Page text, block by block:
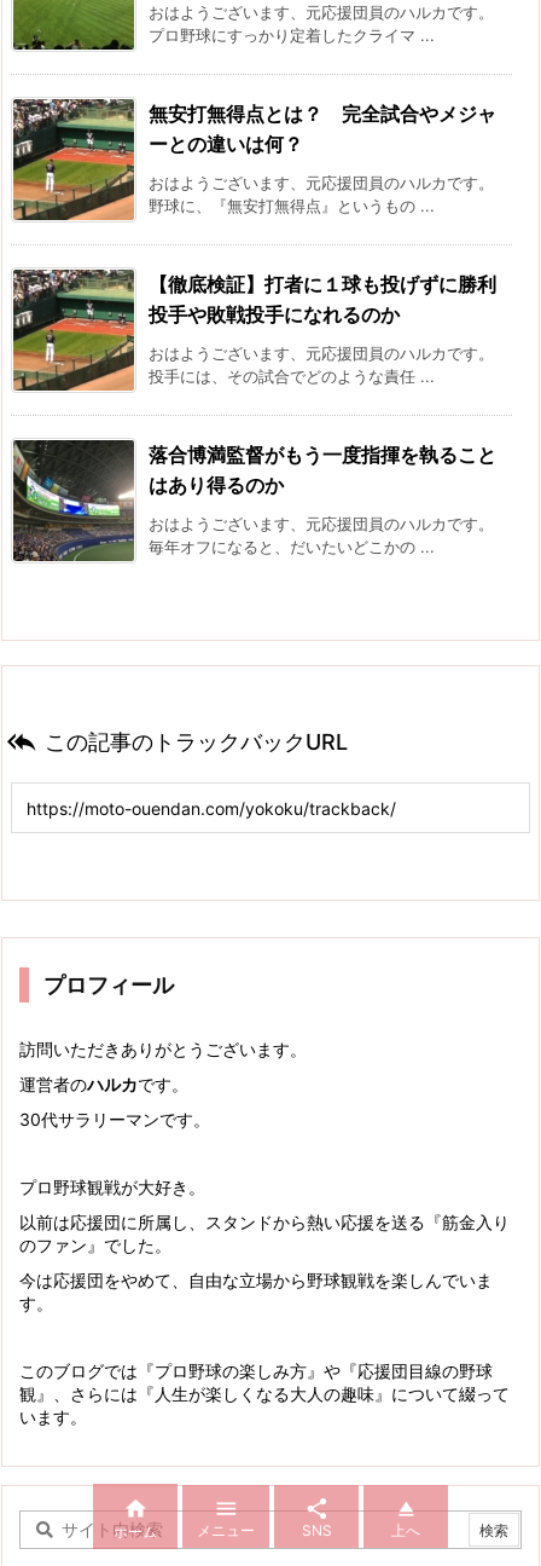
おはようございます、元応援団員のハルカです。
プロ野球にすっかり定着したクライマ ...
無安打無得点とは？ 完全試合やメジャ
ーとの違いは何？
おはようございます、元応援団員のハルカです。
野球に、『無安打無得点』というもの ...
【徹底検証】打者に１球も投げずに勝利
投手や敗戦投手になれるのか
おはようございます、元応援団員のハルカです。
投手には、その試合でどのような責任 ...
落合博満監督がもう一度指揮を執ること
はあり得るのか
おはようございます、元応援団員のハルカです。
毎年オフになると、だいたいどこかの ...
 この記事のトラックバックURL
プロフィール
訪問いただきありがとうございます。
運営者のハルカです。
30代サラリーマンです。
プロ野球観戦が大好き。
以前は応援団に所属し、スタンドから熱い応援を送る『筋金入り
のファン』でした。
今は応援団をやめて、自由な立場から野球観戦を楽しんでいま
す。
このブログでは『プロ野球の楽しみ方』や『応援団目線の野球
観』、さらには『人生が楽しくなる大人の趣味』について綴って
います。

ホーム

メニュー

SNS

上へ